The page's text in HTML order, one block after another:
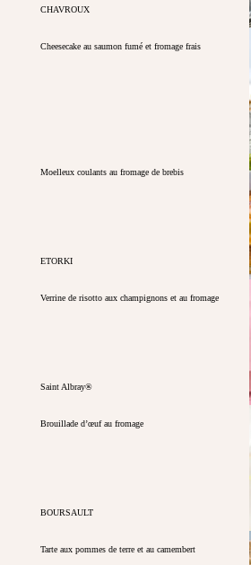
CHAVROUX
Cheesecake au saumon fumé et fromage frais
Moelleux coulants au fromage de brebis
ETORKI
Verrine de risotto aux champignons et au fromage
Saint Albray®
Brouillade d’œuf au fromage
BOURSAULT
Tarte aux pommes de terre et au camembert